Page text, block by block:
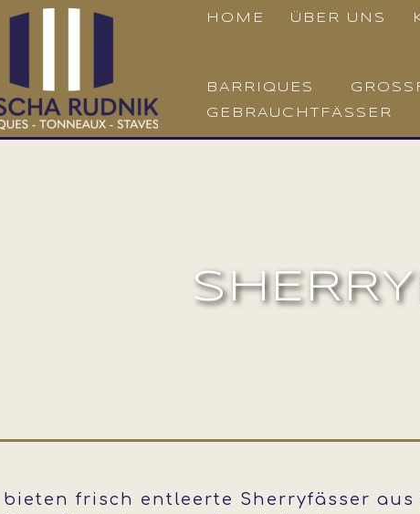
bieten frisch entleerte Sherryfässer aus
HOME ÜBER UNS
GEBRAUCHTFÄSSER
BARRIQUES